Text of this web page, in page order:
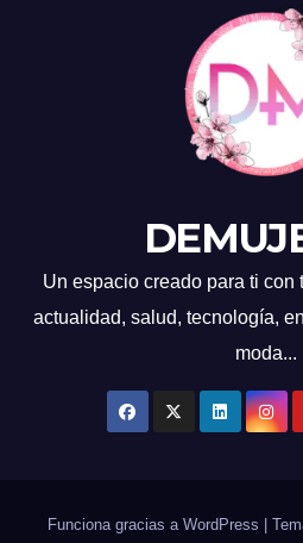
Un espacio creado para ti con
actualidad, salud, tecnología,
moda...
Funciona gracias a WordPress